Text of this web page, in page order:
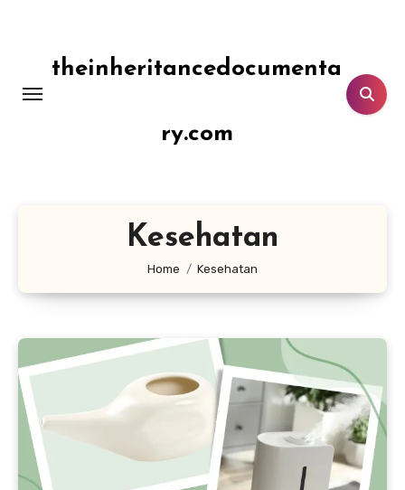
theinheritancedocumenta
ry.com
Kesehatan
Home Kesehatan